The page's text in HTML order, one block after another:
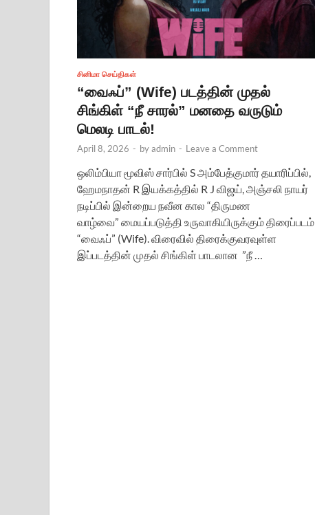
சினிமா செய்திகள்
“வைஃப்” (Wife) படத்தின் முதல்
சிங்கிள் “நீ சாரல்” மனதை வருடும்
மெலடி பாடல்!
April 8, 2026 - byadmin - Leave a Comment
ஒலிம்பியா மூவிஸ் சார்பில் S அம்பேத்குமார் தயாரிப்பில்,
ஹேமநாதன் R இயக்கத்தில் R J விஜய், அஞ்சலி நாயர்
நடிப்பில் இன்றைய நவீன கால “திருமண
வாழ்வை” மையப்படுத்தி உருவாகியிருக்கும் திரைப்படம்
“வைஃப்” (Wife). விரைவில் திரைக்குவரவுள்ள
இப்படத்தின் முதல் சிங்கிள் பாடலான ”நீ …